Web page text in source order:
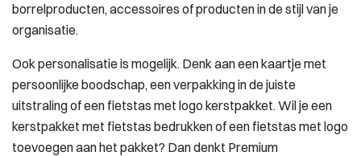
borrelproducten, accessoires of producten in de stijl van je
organisatie.
Ook personalisatie is mogelijk. Denk aan een kaartje met
persoonlijke boodschap, een verpakking in de juiste
uitstraling of een fietstas met logo kerstpakket. Wil je een
kerstpakket met fietstas bedrukken of een fietstas met logo
toevoegen aan het pakket? Dan denkt Premium